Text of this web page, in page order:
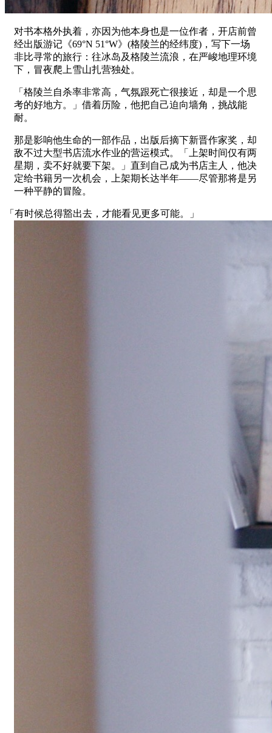
对书本格外执着，亦因为他本身也是一位作者，开店前曾
经出版游记《69°N 51°W》(格陵兰的经纬度)，写下一场
非比寻常的旅行：往冰岛及格陵兰流浪，在严峻地理环境
下，冒夜爬上雪山扎营独处。
「格陵兰自杀率非常高，气氛跟死亡很接近，却是一个思
考的好地方。」借着历险，他把自己迫向墙角，挑战能
耐。
那是影响他生命的一部作品，出版后摘下新晋作家奖，却
敌不过大型书店流水作业的营运模式。「上架时间仅有两
星期，卖不好就要下架。」直到自己成为书店主人，他决
定给书籍另一次机会，上架期长达半年——尽管那将是另
一种平静的冒险。
「有时候总得豁出去，才能看见更多可能。」